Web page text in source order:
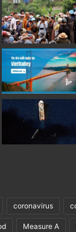
coronavirus
Measure A